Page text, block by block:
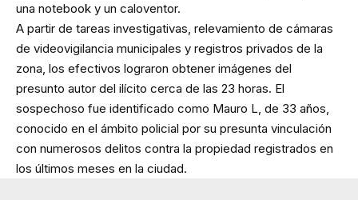
una notebook y un caloventor.
A partir de tareas investigativas, relevamiento de cámaras
de videovigilancia municipales y registros privados de la
zona, los efectivos lograron obtener imágenes del
presunto autor del ilícito cerca de las 23 horas. El
sospechoso fue identificado como Mauro L, de 33 años,
conocido en el ámbito policial por su presunta vinculación
con numerosos delitos contra la propiedad registrados en
los últimos meses en la ciudad.